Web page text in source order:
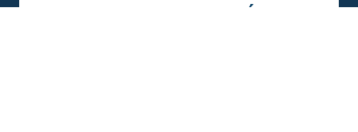
COMPARTILHE ESSA NOTÍCIA